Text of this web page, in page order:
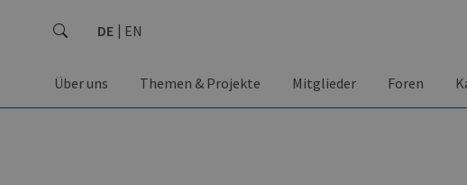
DE EN
Über uns Themen & Projekte Mitglieder Foren